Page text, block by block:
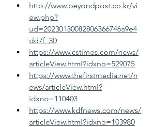
http://www.beyondpost.co.kr/vi
ew.php?
ud=20230130082806366746a9e4
dd7f_30
https://www.cstimes.com/news/
articleView.html?idxno=529075
https://www.thefirstmedia.net/n
ews/articleView.html?
idxno=110403
https://www.kdfnews.com/news/
articleView.html?idxno=103980